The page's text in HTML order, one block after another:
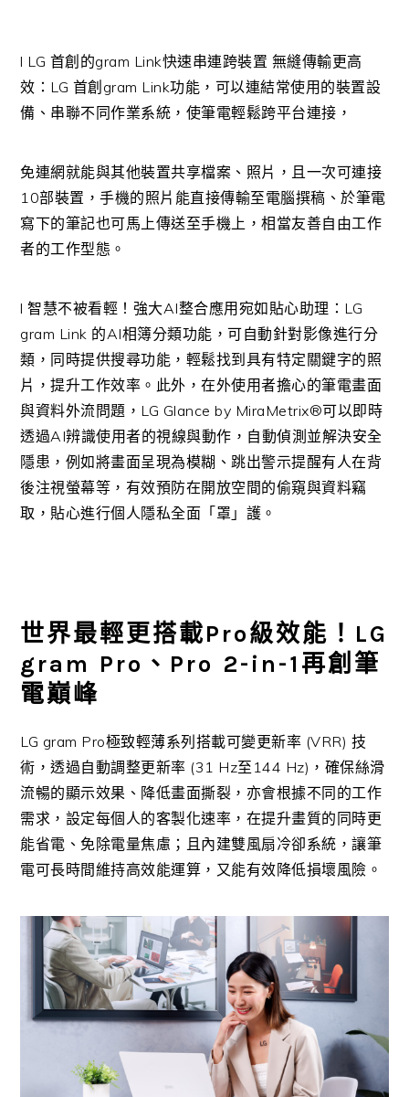
l LG 首創的gram Link快速串連跨裝置 無縫傳輸更高
效：LG 首創gram Link功能，可以連結常使用的裝置設
備、串聯不同作業系統，使筆電輕鬆跨平台連接，
免連網就能與其他裝置共享檔案、照片，且一次可連接
10部裝置，手機的照片能直接傳輸至電腦撰稿、於筆電
寫下的筆記也可馬上傳送至手機上，相當友善自由工作
者的工作型態。
l 智慧不被看輕！強大AI整合應用宛如貼心助理：LG
gram Link 的AI相簿分類功能，可自動針對影像進行分
類，同時提供搜尋功能，輕鬆找到具有特定關鍵字的照
片，提升工作效率。此外，在外使用者擔心的筆電畫面
與資料外流問題，LG Glance by MiraMetrix®可以即時
透過AI辨識使用者的視線與動作，自動偵測並解決安全
隱患，例如將畫面呈現為模糊、跳出警示提醒有人在背
後注視螢幕等，有效預防在開放空間的偷窺與資料竊
取，貼心進行個人隱私全面「罩」護。
世界最輕更搭載Pro級效能！LG
gram Pro、Pro 2-in-1再創筆
電巔峰
LG gram Pro極致輕薄系列搭載可變更新率 (VRR) 技
術，透過自動調整更新率 (31 Hz至144 Hz)，確保絲滑
流暢的顯示效果、降低畫面撕裂，亦會根據不同的工作
需求，設定每個人的客製化速率，在提升畫質的同時更
能省電、免除電量焦慮；且內建雙風扇冷卻系統，讓筆
電可長時間維持高效能運算，又能有效降低損壞風險。